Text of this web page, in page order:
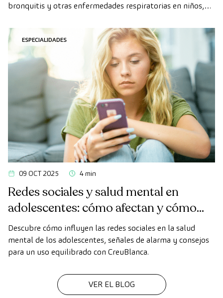
bronquitis y otras enfermedades respiratorias en niños,
bienestar y descanso.
ESPECIALIDADES
09 OCT 2025 4 min
Redes sociales y salud mental en
adolescentes: cómo afectan y cómo
acompañar desde la familia
Descubre cómo influyen las redes sociales en la salud
mental de los adolescentes, señales de alarma y consejos
para un uso equilibrado con CreuBlanca.
VER EL BLOG